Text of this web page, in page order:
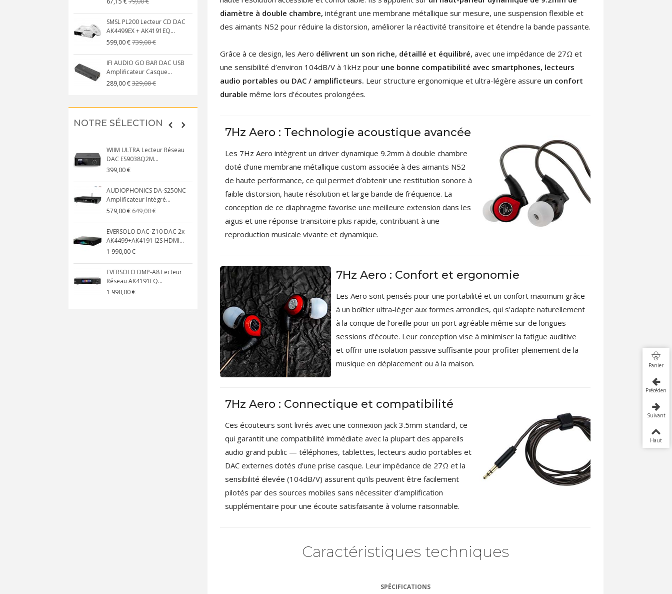
SMSL PL200 Lecteur CD DAC
AK4499EX + AK4191EQ...
599,00 €739,00 €
IFI AUDIO GO BAR DAC USB
Amplificateur Casque...
289,00 €329,00 €
AUDIOPHONICS DA-S250NC
FOSI AUDIO CA30
Amplificateur 4 Voies pour...
NOTRE SÉLECTION
WIIM ULTRA Lecteur Réseau
DAC ES9038Q2M...
399,00 €
AUDIOPHONICS DA-S250NC
Amplificateur Intégré...
579,00 €649,00 €
EVERSOLO DAC-Z10 DAC 2x
AK4499+AK4191 I2S HDMI...
1 990,00 €
EVERSOLO DMP-A8 Lecteur
Réseau AK4191EQ...
1 990,00 €
AUDIOPHONICS DAW-S250NC
Amplificateur Intégré...
790,00 €
DAN CLARK AUDIO AEON 2
CLOSED NOIRE Casque...
919,00 €
EVERSOLO DMP-A6 MASTER
EDITION GEN 2 Lecteur...
LUXSIN X9 DAC Amplificateur
Casque AK4191 +...
1 099,00 €
diamètre à double chambre, intégrant une membrane métallique sur mesure, une suspension flexible et
des aimants N52 pour réduire la distorsion, améliorer la réactivité transitoire et étendre la bande passante.
Grâce à ce design, les Aero délivrent un son riche, détaillé et équilibré, avec une impédance de 27Ω et
une sensibilité d’environ 104dB/V à 1kHz pour une bonne compatibilité avec smartphones, lecteurs
audio portables ou DAC / amplificteurs. Leur structure ergonomique et ultra-légère assure un confort
durable même lors d’écoutes prolongées.
7Hz Aero : Technologie acoustique avancée
Les 7Hz Aero intègrent un driver dynamique 9.2mm à double chambre
doté d’une membrane métallique custom associée à des aimants N52
de haute performance, ce qui permet d’obtenir une restitution sonore à
faible distorsion, haute résolution et large bande de fréquence. La
conception de ce diaphragme favorise une meilleure extension dans les
aigus et une réponse transitoire plus rapide, contribuant à une
reproduction musicale vivante et dynamique.
7Hz Aero : Confort et ergonomie
Les Aero sont pensés pour une portabilité et un confort maximum grâce
à un boîtier ultra-léger aux formes arrondies, qui s’adapte naturellement
à la conque de l’oreille pour un port agréable même sur de longues
sessions d’écoute. Leur conception vise à minimiser la fatigue auditive
et offrir une isolation passive suffisante pour profiter pleinement de la
musique en déplacement ou à la maison.
7Hz Aero : Connectique et compatibilité
Ces écouteurs sont livrés avec une connexion jack 3.5mm standard, ce
qui garantit une compatibilité immédiate avec la plupart des appareils
audio grand public — téléphones, tablettes, lecteurs audio portables et
DAC externes dotés d’une prise casque. Leur impédance de 27Ω et la
sensibilité élevée (104dB/V) assurent qu’ils peuvent être facilement
pilotés par des sources mobiles sans nécessiter d’amplification
supplémentaire pour une écoute satisfaisante à volume raisonnable.
Caractéristiques techniques
SPÉCIFICATIONS
Panier
Précédent
Suivant
Haut